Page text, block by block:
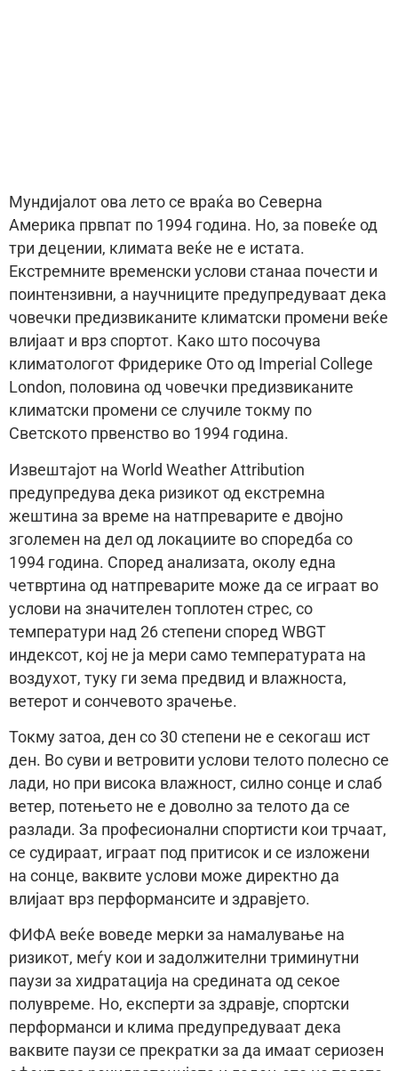
Мундијалот ова лето се враќа во Северна
Америка првпат по 1994 година. Но, за повеќе од
три децении, климата веќе не е истата.
Екстремните временски услови станаа почести и
поинтензивни, а научниците предупредуваат дека
човечки предизвиканите климатски промени веќе
влијаат и врз спортот. Како што посочува
климатологот Фридерике Ото од Imperial College
London, половина од човечки предизвиканите
климатски промени се случиле токму по
Светското првенство во 1994 година.
Извештајот на World Weather Attribution
предупредува дека ризикот од екстремна
жештина за време на натпреварите е двојно
зголемен на дел од локациите во споредба со
1994 година. Според анализата, околу една
четвртина од натпреварите може да се играат во
услови на значителен топлотен стрес, со
температури над 26 степени според WBGT
индексот, кој не ја мери само температурата на
воздухот, туку ги зема предвид и влажноста,
ветерот и сончевото зрачење.
Токму затоа, ден со 30 степени не е секогаш ист
ден. Во суви и ветровити услови телото полесно се
лади, но при висока влажност, силно сонце и слаб
ветер, потењето не е доволно за телото да се
разлади. За професионални спортисти кои трчаат,
се судираат, играат под притисок и се изложени
на сонце, ваквите услови може директно да
влијаат врз перформансите и здравјето.
ФИФА веќе воведе мерки за намалување на
ризикот, меѓу кои и задолжителни триминутни
паузи за хидратација на средината од секое
полувреме. Но, експерти за здравје, спортски
перформанси и клима предупредуваат дека
ваквите паузи се прекратки за да имаат сериозен